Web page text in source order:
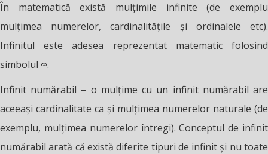
În matematică există mulțimile infinite (de exemplu
mulțimea numerelor, cardinalitățile și ordinalele etc).
Infinitul este adesea reprezentat matematic folosind
simbolul ∞.
Infinit numărabil – o mulțime cu un infinit numărabil are
aceeași cardinalitate ca și mulțimea numerelor naturale (de
exemplu, mulțimea numerelor întregi). Conceptul de infinit
numărabil arată că există diferite tipuri de infinit și nu toate